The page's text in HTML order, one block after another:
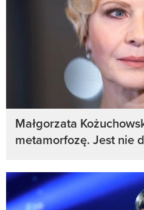
Małgorzata
metamorfozę. Jest nie